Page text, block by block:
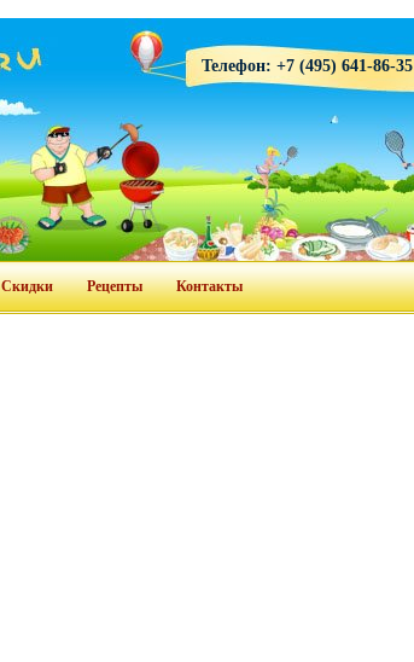
Телефон: +7 (495) 641-86-35
Скидки Рецепты Контакты